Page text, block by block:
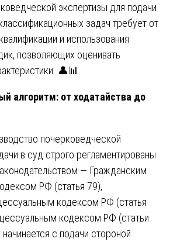
экспертизы для подачи
задач требует от
и использования
позволяющих оценивать
👤📊
алгоритм: от ходатайства до
почерковедческой
в суд строго регламентированы
— Гражданским
РФ (статья 79),
кодексом РФ (статья
кодексом РФ (статьи
с подачи стороной